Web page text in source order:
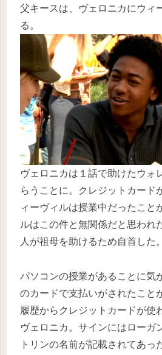
父キースは、ヴェロニカにウィ
る。
ヴェロニカは１話で助けたウォ
らうことに。クレジットカード
ィーヴィルは授業中だったこと
ルはこの件と無関係だと思われ
人が祖母を助けるため自首した。
パソコンの授業があることに気
のカードで支払いがされたこと
履歴からクレジットカードが使
ヴェロニカ。サインにはローガ
トリンの名前が記載されてあっ